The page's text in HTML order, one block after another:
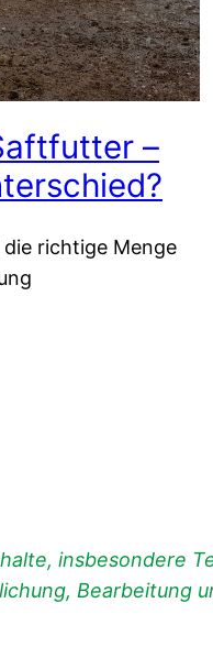
–
richtige Menge
insbesondere
Bearbeitung